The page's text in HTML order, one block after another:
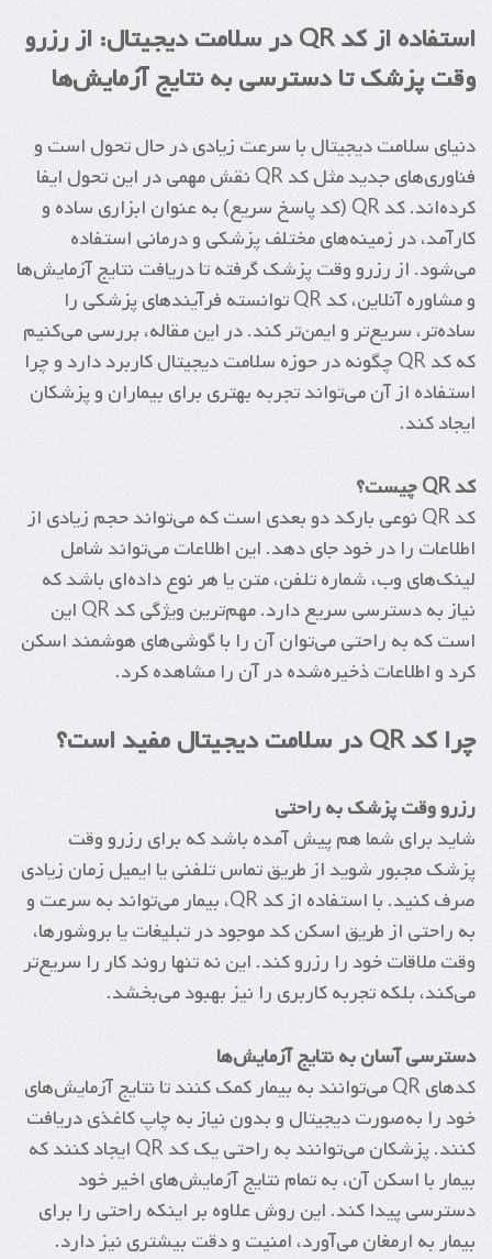
استفاده از کد QR در سلامت دیجیتال: از رزرو
وقت پزشک تا دسترسی به نتایج آزمایش‌ها
دنیای سلامت دیجیتال با سرعت زیادی در حال تحول است و
فناوری‌های جدید مثل کد QR نقش مهمی در این تحول ایفا
کرده‌اند. کد QR (کد پاسخ سریع) به عنوان ابزاری ساده و
کارآمد، در زمینه‌های مختلف پزشکی و درمانی استفاده
می‌شود. از رزرو وقت پزشک گرفته تا دریافت نتایج آزمایش‌ها
و مشاوره آنلاین، کد QR توانسته فرآیندهای پزشکی را
ساده‌تر، سریع‌تر و ایمن‌تر کند. در این مقاله، بررسی می‌کنیم
که کد QR چگونه در حوزه سلامت دیجیتال کاربرد دارد و چرا
استفاده از آن می‌تواند تجربه بهتری برای بیماران و پزشکان
ایجاد کند.
کد QR چیست؟
کد QR نوعی بارکد دو بعدی است که می‌تواند حجم زیادی از
اطلاعات را در خود جای دهد. این اطلاعات می‌تواند شامل
لینک‌های وب، شماره تلفن، متن یا هر نوع داده‌ای باشد که
نیاز به دسترسی سریع دارد. مهم‌ترین ویژگی کد QR این
است که به راحتی می‌توان آن را با گوشی‌های هوشمند اسکن
کرد و اطلاعات ذخیره‌شده در آن را مشاهده کرد.
چرا کد QR در سلامت دیجیتال مفید است؟
رزرو وقت پزشک به راحتی
شاید برای شما هم پیش آمده باشد که برای رزرو وقت
پزشک مجبور شوید از طریق تماس تلفنی یا ایمیل زمان زیادی
صرف کنید. با استفاده از کد QR، بیمار می‌تواند به سرعت و
به راحتی از طریق اسکن کد موجود در تبلیغات یا بروشورها،
وقت ملاقات خود را رزرو کند. این نه تنها روند کار را سریع‌تر
می‌کند، بلکه تجربه کاربری را نیز بهبود می‌بخشد.
دسترسی آسان به نتایج آزمایش‌ها
کدهای QR می‌توانند به بیمار کمک کنند تا نتایج آزمایش‌های
خود را به‌صورت دیجیتال و بدون نیاز به چاپ کاغذی دریافت
کنند. پزشکان می‌توانند به راحتی یک کد QR ایجاد کنند که
بیمار با اسکن آن، به تمام نتایج آزمایش‌های اخیر خود
دسترسی پیدا کند. این روش علاوه بر اینکه راحتی را برای
بیمار به ارمغان می‌آورد، امنیت و دقت بیشتری نیز دارد.